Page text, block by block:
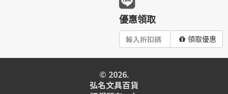
優惠領取
領取優惠
© 2026.
弘名文具百貨